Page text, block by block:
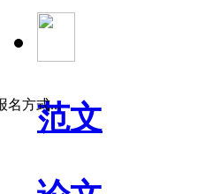
范文
名方式...